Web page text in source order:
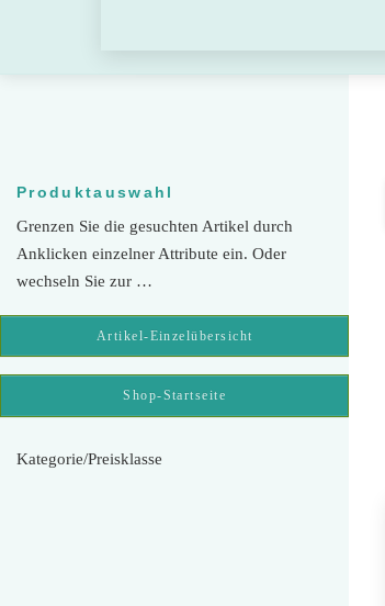
Produktauswahl
Grenzen Sie die gesuchten Artikel durch
Anklicken einzelner Attribute ein. Oder
wechseln Sie zur …
Artikel-Einzelübersicht
Shop-Startseite
Kategorie/Preisklasse